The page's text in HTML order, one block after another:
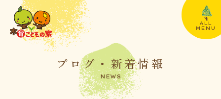
ALL
MENU
ブログ・新着情報
NEWS